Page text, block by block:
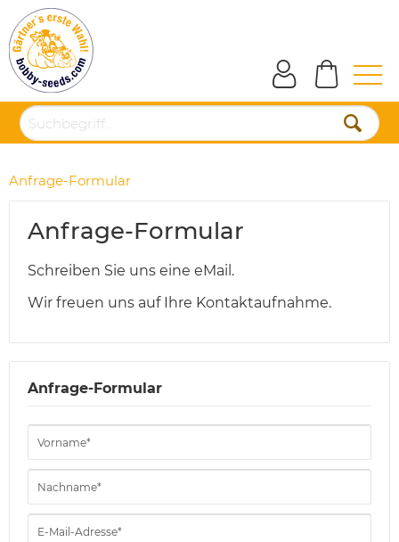
Anfrage-Formular
Anfrage-Formular
Schreiben Sie uns eine eMail.
Wir freuen uns auf Ihre Kontaktaufnahme.
Anfrage-Formular